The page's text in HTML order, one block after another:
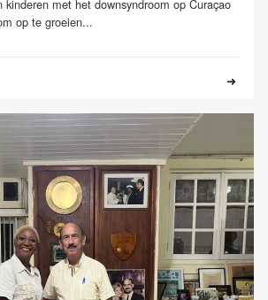
met het downsyndroom op Curaçao
op te groeien...